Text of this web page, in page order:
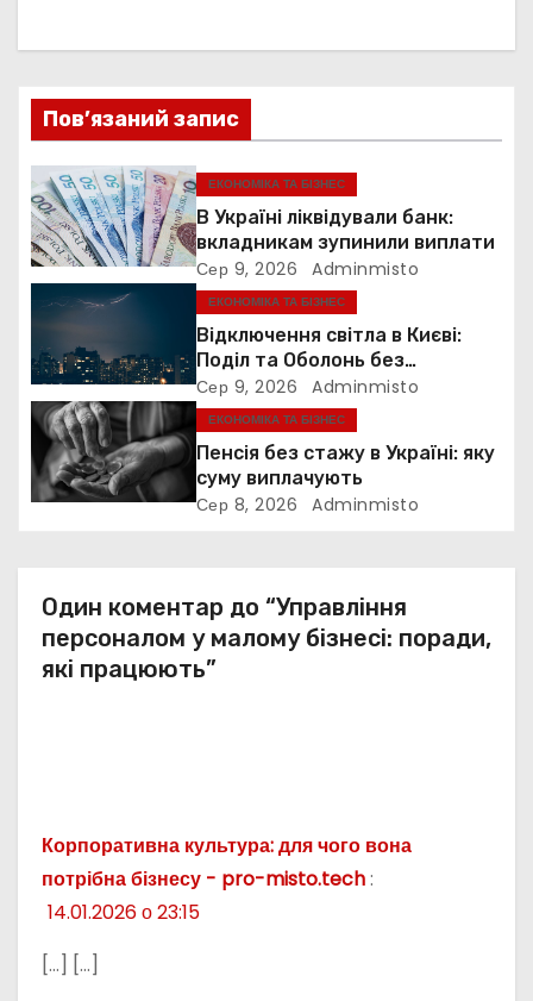
ц
і
я
з
а
п
и
с
і
Пов’язаний запис
ЕКОНОМІКА ТА БІЗНЕС
В Україні ліквідували банк:
вкладникам зупинили виплати
Сер 9, 2026 Adminmisto
ЕКОНОМІКА ТА БІЗНЕС
Відключення світла в Києві:
Поділ та Оболонь без
електрики
Сер 9, 2026 Adminmisto
ЕКОНОМІКА ТА БІЗНЕС
Пенсія без стажу в Україні: яку
суму виплачують
Сер 8, 2026 Adminmisto
Один коментар до “Управління
персоналом у малому бізнесі: поради,
які працюють”
Корпоративна культура: для чого вона
потрібна бізнесу - pro-misto.tech:
14.01.2026 о 23:15
[…] […]